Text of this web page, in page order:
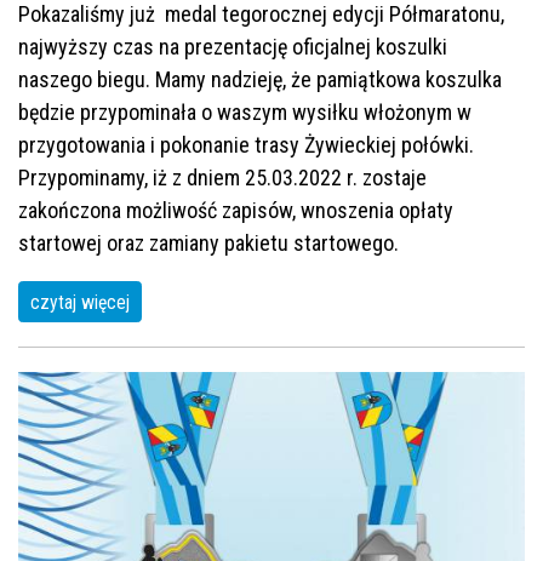
Pokazaliśmy już medal tegorocznej edycji Półmaratonu,
najwyższy czas na prezentację oficjalnej koszulki
naszego biegu. Mamy nadzieję, że pamiątkowa koszulka
będzie przypominała o waszym wysiłku włożonym w
przygotowania i pokonanie trasy Żywieckiej połówki.
Przypominamy, iż z dniem 25.03.2022 r. zostaje
zakończona możliwość zapisów, wnoszenia opłaty
startowej oraz zamiany pakietu startowego.
czytaj więcej